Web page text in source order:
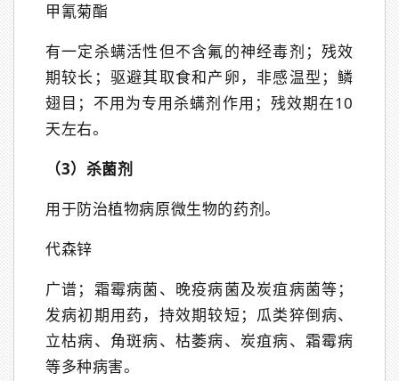
甲氰菊酯
有一定杀螨活性但不含氟的神经毒剂；残效
期较长；驱避其取食和产卵，非感温型；鳞
翅目；不用为专用杀螨剂作用；残效期在10
天左右。
（3）杀菌剂
用于防治植物病原微生物的药剂。
代森锌
广谱；霜霉病菌、晚疫病菌及炭疽病菌等；
发病初期用药，持效期较短；瓜类猝倒病、
立枯病、角斑病、枯萎病、炭疽病、霜霉病
等多种病害。